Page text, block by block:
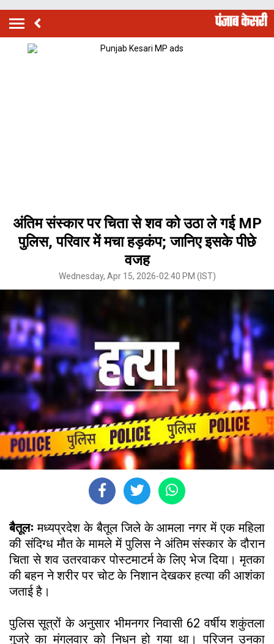
अंतिम संस्कार पर चिता से शव को उठा ले गई MP
पुलिस, परिवार में मचा हड़कंप; जानिए इसके पीछे
वजह
Wednesday, Apr 15, 2026-02:40 PM (IST)
बैतूलः मध्यप्रदेश के बैतूल जिले के आमला नगर में एक महिला
की संदिग्ध मौत के मामले में पुलिस ने अंतिम संस्कार के दौरान
चिता से शव उतरवाकर पोस्टमाटर्म के लिए भेज दिया। मृतका
की बहन ने शरीर पर चोट के निशान देखकर हत्या की आशंका
जताई है।
पुलिस सूत्रों के अनुसार भीमनगर निवासी 62 वर्षीय शकुंतला
गुजरे का मंगलवार को निधन हो गया था। परिजन उनका